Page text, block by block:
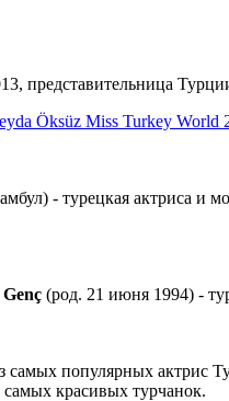
представительница
- турецкая актриса и
(род. 21 июня 1994) -
самых популярных актрис
самых красивых турчанок.